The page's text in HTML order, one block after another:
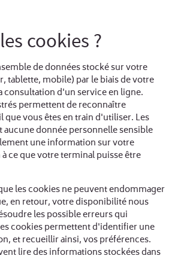
cookies ?
de données stocké sur votre
tablette, mobile) par le biais de votre
consultation d'un service en ligne.
permettent de reconnaître
que vous êtes en train d'utiliser. Les
donnée personnelle sensible
une information sur votre
ce que votre terminal puisse être
les cookies ne peuvent endommager
en retour, votre disponibilité nous
les possible erreurs qui
cookies permettent d'identifier une
et recueillir ainsi, vos préférences.
lire des informations stockées dans